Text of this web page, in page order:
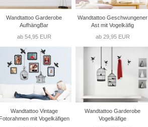
Wandtattoo Garderobe
AufhängBar
ab 54,95 EUR
Wandtattoo Geschwungener
Ast mit Vogelkäfig
ab 29,95 EUR
Wandtattoo Vintage
mit Vogelkäfigen
Wandtattoo Garderobe
Vogelkäfige